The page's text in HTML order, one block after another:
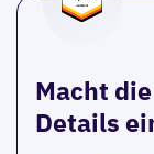
Macht
Details